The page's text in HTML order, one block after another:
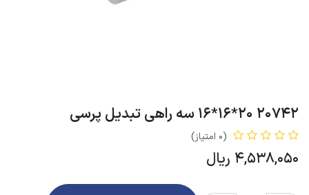
20742 20*16*16 سه راهی تبدیل پرسی
(0 امتیاز)
4,538,050 ریال